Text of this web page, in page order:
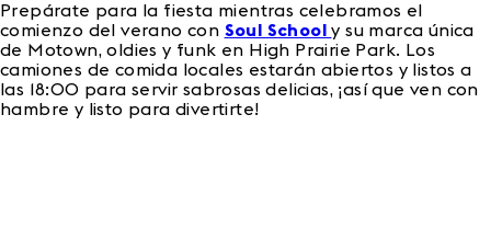
Prepárate para la fiesta mientras celebramos el
comienzo del verano con Soul Schooly su marca única
de Motown, oldies y funk en High Prairie Park. Los
camiones de comida locales estarán abiertos y listos a
las 18:00 para servir sabrosas delicias, ¡así que ven con
hambre y listo para divertirte!